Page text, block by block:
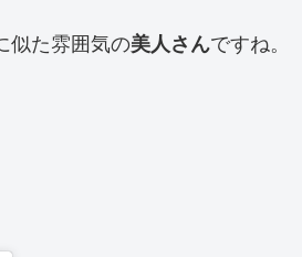
似た雰囲気の美人さんですね。